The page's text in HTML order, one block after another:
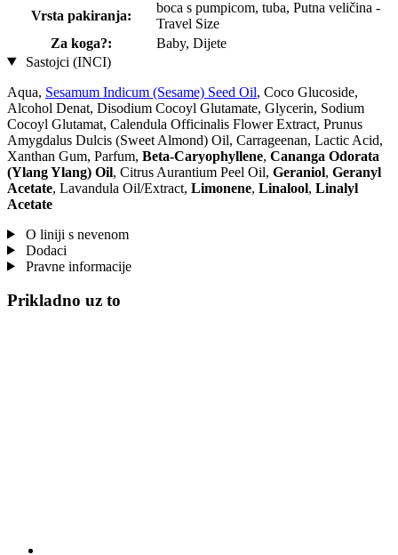
Vrsta pakiranja:
boca s pumpicom, tuba, Putna veličina -
Travel Size
Za koga?:
Baby, Dijete
Sastojci (INCI)
Aqua, Sesamum Indicum (Sesame) Seed Oil, Coco Glucoside,
Alcohol Denat, Disodium Cocoyl Glutamate, Glycerin, Sodium
Cocoyl Glutamat, Calendula Officinalis Flower Extract, Prunus
Amygdalus Dulcis (Sweet Almond) Oil, Carrageenan, Lactic Acid,
Xanthan Gum, Parfum, Beta-Caryophyllene, Cananga Odorata
(Ylang Ylang) Oil, Citrus Aurantium Peel Oil, Geraniol, Geranyl
Acetate, Lavandula Oil/Extract, Limonene, Linalool, Linalyl
Acetate
O liniji s nevenom
Dodaci
Pravne informacije
Prikladno uz to